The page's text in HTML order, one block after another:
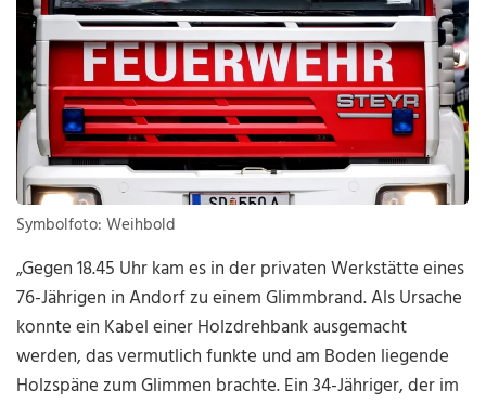
Symbolfoto: Weihbold
„Gegen 18.45 Uhr kam es in der privaten Werkstätte eines
76-Jährigen in Andorf zu einem Glimmbrand. Als Ursache
konnte ein Kabel einer Holzdrehbank ausgemacht
werden, das vermutlich funkte und am Boden liegende
Holzspäne zum Glimmen brachte. Ein 34-Jähriger, der im